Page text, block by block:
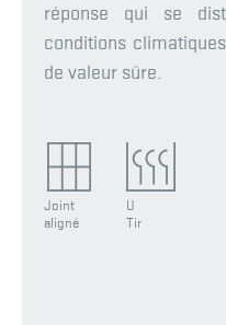
réponse qui se
conditions
de valeur sûre.
Joint
aligné
U
Tir